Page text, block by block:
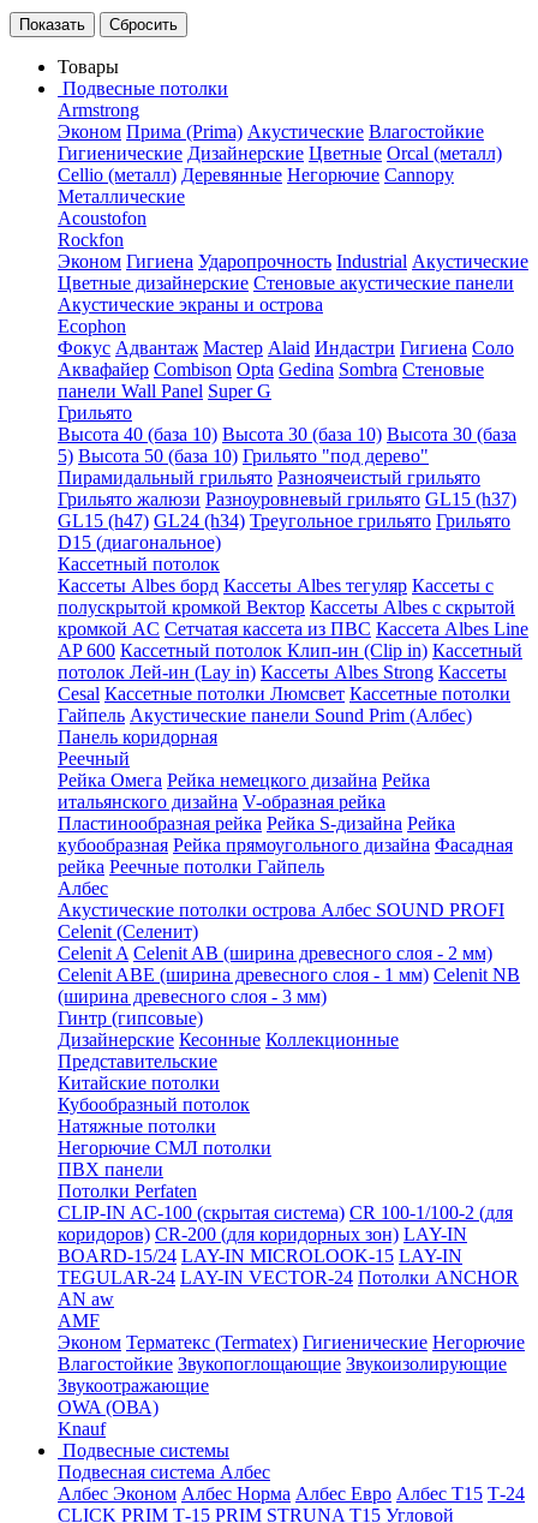
Товары
Подвесные потолки
Armstrong
Эконом Прима (Prima) Акустические Влагостойкие
Гигиенические Дизайнерские Цветные Orcal (металл)
Cellio (металл) Деревянные Негорючие Cannopy
Металлические
Acoustofon
Rockfon
Эконом Гигиена Ударопрочность Industrial Акустические
Цветные дизайнерские Стеновые акустические панели
Акустические экраны и острова
Ecophon
Фокус Адвантаж Мастер Alaid Индастри Гигиена Соло
Аквафайер Combison Opta Gedina Sombra Стеновые
панели Wall Panel Super G
Грильято
Высота 40 (база 10) Высота 30 (база 10) Высота 30 (база
5) Высота 50 (база 10) Грильято "под дерево"
Пирамидальный грильято Разноячеистый грильято
Грильято жалюзи Разноуровневый грильято GL15 (h37)
GL15 (h47) GL24 (h34) Треугольное грильято Грильято
D15 (диагональное)
Кассетный потолок
Кассеты Albes борд Кассеты Albes тегуляр Кассеты с
полускрытой кромкой Вектор Кассеты Albes с скрытой
кромкой AC Сетчатая кассета из ПВС Кассета Albes Line
AP 600 Кассетный потолок Клип-ин (Clip in) Кассетный
потолок Лей-ин (Lay in) Кассеты Albes Strong Кассеты
Cesal Кассетные потолки Люмсвет Кассетные потолки
Гайпель Акустические панели Sound Prim (Албес)
Панель коридорная
Реечный
Рейка Омега Рейка немецкого дизайна Рейка
итальянского дизайна V-образная рейка
Пластинообразная рейка Рейка S-дизайна Рейка
кубообразная Рейка прямоугольного дизайна Фасадная
рейка Реечные потолки Гайпель
Албес
Акустические потолки острова Албес SOUND PROFI
Celenit (Селенит)
Celenit A Celenit AB (ширина древесного слоя - 2 мм)
Celenit ABE (ширина древесного слоя - 1 мм) Celenit NB
(ширина древесного слоя - 3 мм)
Гинтр (гипсовые)
Дизайнерские Кесонные Коллекционные
Представительские
Китайские потолки
Кубообразный потолок
Натяжные потолки
Негорючие СМЛ потолки
ПВХ панели
Потолки Perfaten
CLIP-IN AC-100 (скрытая система) CR 100-1/100-2 (для
коридоров) CR-200 (для коридорных зон) LAY-IN
BOARD-15/24 LAY-IN MICROLOOK-15 LAY-IN
TEGULAR-24 LAY-IN VECTOR-24 Потолки ANCHOR
AN aw
AMF
Эконом Терматекс (Termatex) Гигиенические Негорючие
Влагостойкие Звукопоглощающие Звукоизолирующие
Звукоотражающие
OWA (ОВА)
Knauf
Подвесные системы
Подвесная система Албес
Албес Эконом Албес Норма Албес Евро Албес T15 Т-24
CLICK PRIM Т-15 PRIM STRUNA Т15 Угловой